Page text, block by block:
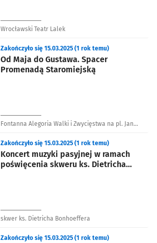
Wrocławski Teatr Lalek
Od Maja do Gustawa. Spacer
Promenadą Staromiejską
Zakończyło się 15.03.2025 (1 rok temu)
Fontanna Alegoria Walki i Zwycięstwa na pl. Jana
Koncert muzyki pasyjnej w ramach
poświęcenia skweru ks. Dietricha
Zakończyło się 15.03.2025 (1 rok temu)
skwer ks. Dietricha Bonhoeffera
Zakończyło się 15.03.2025 (1 rok temu)